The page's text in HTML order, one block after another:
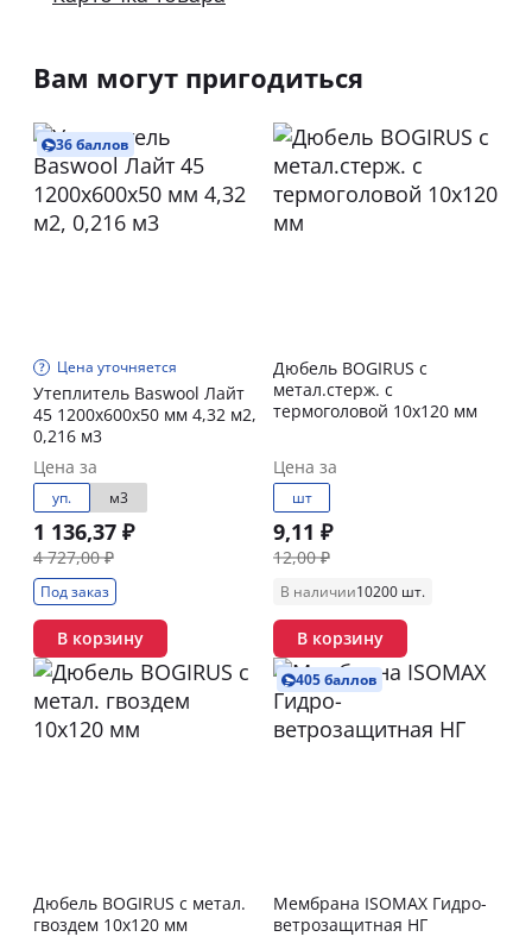
Вам могут пригодиться
36 баллов
Цена уточняется
Утеплитель Baswool Лайт
45 1200х600х50 мм 4,32 м2,
0,216 м3
Цена за
уп. м3
1 136,37 ₽
4 727,00 ₽
Под заказ
В корзину
Дюбель BOGIRUS с
метал.стерж. с
термоголовой 10х120 мм
Цена за
шт
9,11 ₽
12,00 ₽
В наличии10200 шт.
В корзину
Дюбель BOGIRUS с метал.
гвоздем 10х120 мм
405 баллов
Мембрана ISOMAX Гидро-
ветрозащитная НГ